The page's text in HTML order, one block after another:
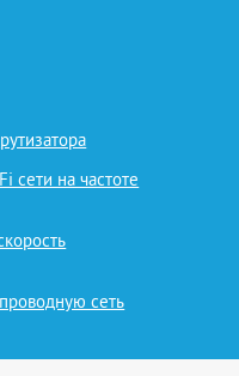
сети на частоте
сеть